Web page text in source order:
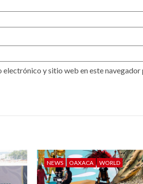
y sitio web en este
NEWS OAXACA WORLD